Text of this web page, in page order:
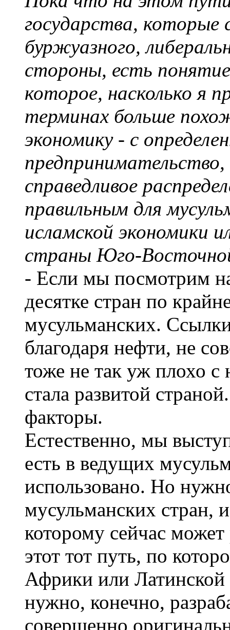
государства, которые
буржуазного,
стороны, есть
которое, насколько я
терминах больше
экономику - с
справедливое
правильным для
исламской экономики
страны Юго-
- Если мы посмотрим
десятке стран по
мусульманских.
благодаря нефти, не
тоже не так уж плохо с
стала развитой
факторы.
Естественно, мы
есть в ведущих
использовано. Но
мусульманских стран,
которому сейчас
этот тот путь, по
Африки или
нужно, конечно,
совершенно